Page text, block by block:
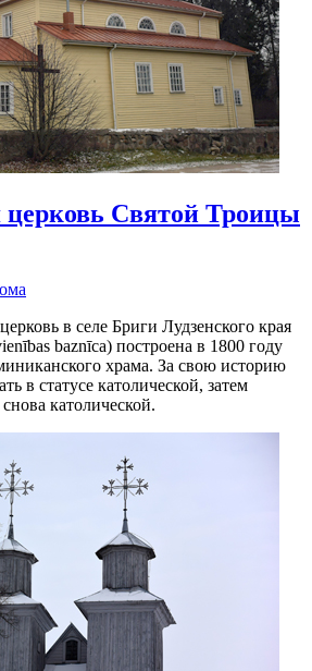
церковь Святой Троицы
в селе Бриги Лудзенского края
baznīca) построена в 1800 году
храма. За свою историю
в статусе католической, затем
католической.